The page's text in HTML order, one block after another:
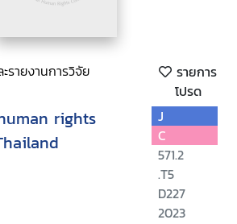
รายงานการวิจัย
รายการ
โปรด
rights
J
C
571.2
.T5
D227
2023